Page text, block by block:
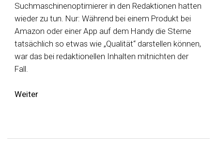
Suchmaschinenoptimierer in den Redaktionen hatten
wieder zu tun. Nur: Während bei einem Produkt bei
Amazon oder einer App auf dem Handy die Sterne
tatsächlich so etwas wie „Qualität“ darstellen können,
war das bei redaktionellen Inhalten mitnichten der
Fall.
Weiter